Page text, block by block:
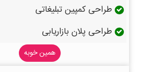
طراحی کمپین تبلیغاتی
طراحی پلان بازاریابی
همین خوبه